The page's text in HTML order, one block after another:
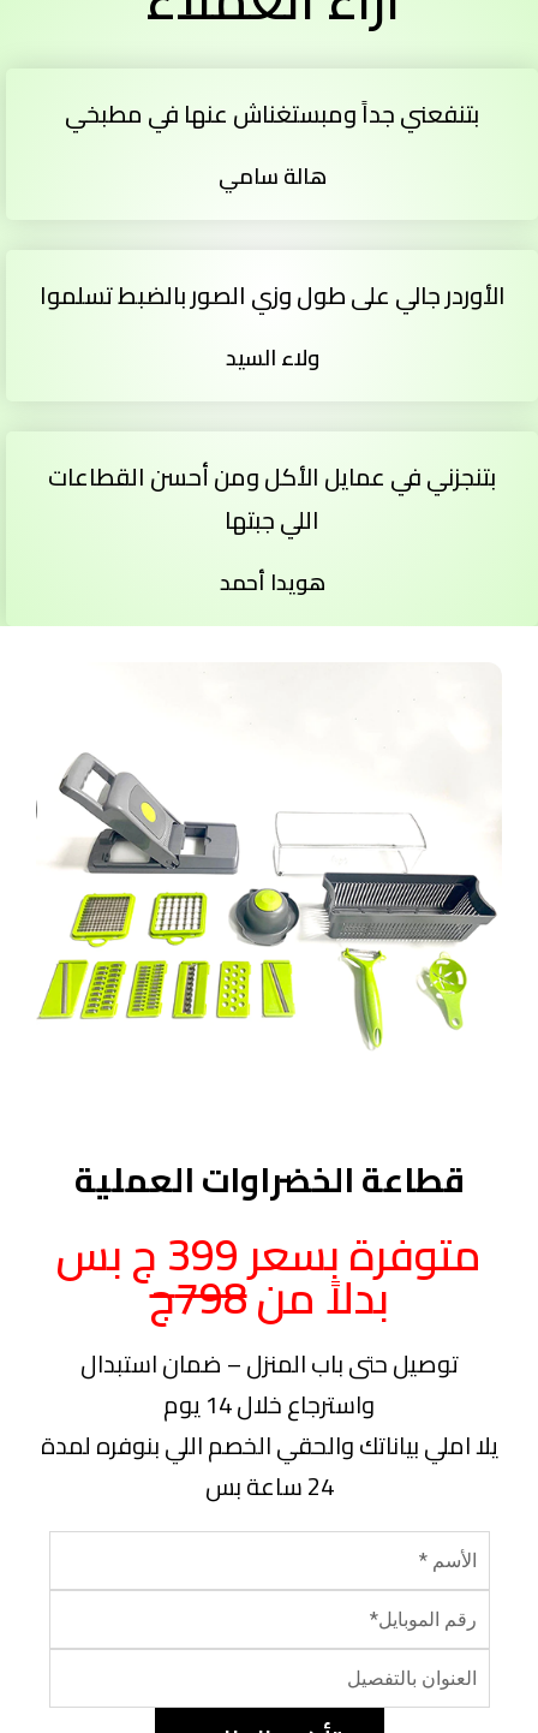
بتنفعني جداً ومبستغناش عنها في مطبخي
هالة سامي
الأوردر جالي على طول وزي الصور بالضبط تسلموا
ولاء السيد
بتنجزني في عمايل الأكل ومن أحسن القطاعات
اللي جبتها
هويدا أحمد
قطاعة الخضراوات العملية
متوفرة بسعر 399 ج بس
بدلاً من798ج
توصيل حتى باب المنزل – ضمان استبدال
واسترجاع خلال 14 يوم
يلا املي بياناتك والحقي الخصم اللي بنوفره لمدة
24 ساعة بس